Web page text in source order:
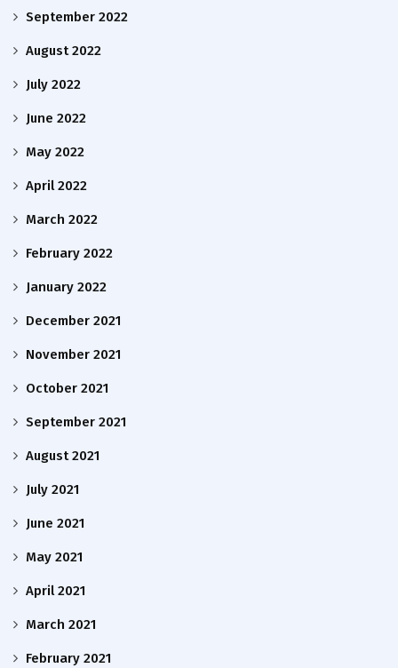
September 2022
August 2022
July 2022
June 2022
May 2022
April 2022
March 2022
February 2022
January 2022
December 2021
November 2021
October 2021
September 2021
August 2021
July 2021
June 2021
May 2021
April 2021
March 2021
February 2021